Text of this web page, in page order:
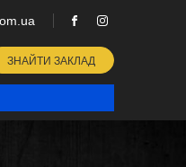
ЗНАЙТИ ЗАКЛАД